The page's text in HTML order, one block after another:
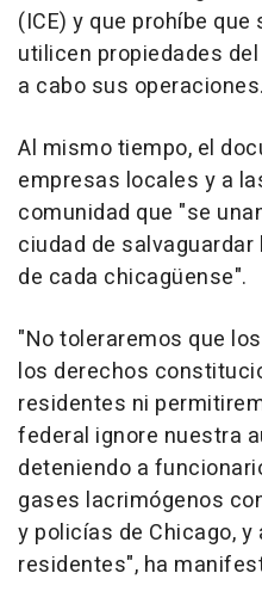
(ICE) y que prohíbe
utilicen propiedades
a cabo sus operaciones.
Al mismo tiempo, el
empresas locales y a
comunidad que "se
ciudad de
de cada chicagüense".
"No toleraremos que
los derechos
residentes ni
federal ignore nuestra
deteniendo a
gases lacrimógenos
y policías de Chicago,
residentes", ha